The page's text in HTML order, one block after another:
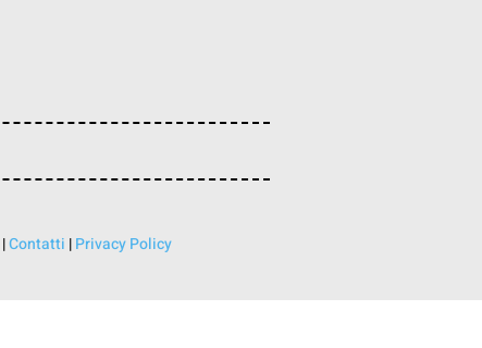
|Contatti |Privacy Policy